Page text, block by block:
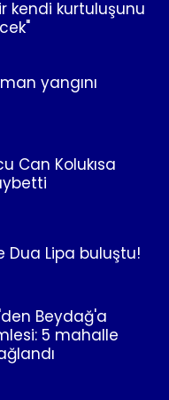
kendi kurtuluşunu
yangını
Can Kolukısa
Dua Lipa buluştu!
Beydağ'a
5 mahalle